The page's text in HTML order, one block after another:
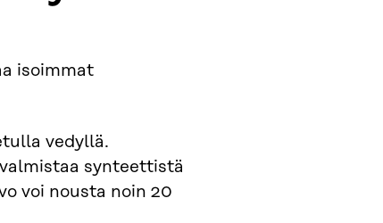
isoimmat
vedyllä.
synteettistä
voi nousta noin 20